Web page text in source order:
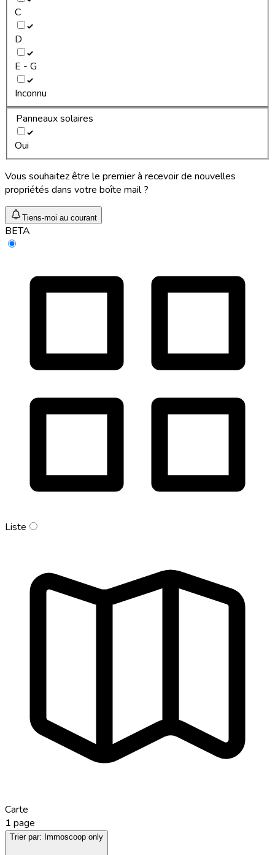
C
D
E - G
Inconnu
Panneaux solaires
Oui
Vous souhaitez être le premier à recevoir de nouvelles
propriétés dans votre boîte mail ?
Tiens-moi au courant
BETA
Liste
Carte
1 page
Trier par: Immoscoop only